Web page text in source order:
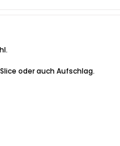
oder auch Aufschlag.